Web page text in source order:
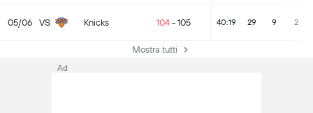
05/06 VS Knicks 104- 105 40:19 29 9 2
Mostra tutti
Ad